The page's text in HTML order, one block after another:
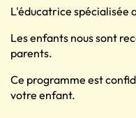
L'éducatrice spécialisée
Les enfants nous sont
parents.
Ce programme est
votre enfant.